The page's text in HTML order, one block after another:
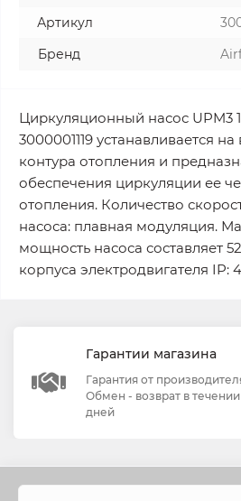
Артикул
Бренд
Циркуляционный насос UPM3
3000001119 устанавливается
контура отопления и
обеспечения циркуляции ее
отопления. Количество
насоса: плавная модуляция.
мощность насоса составляет
корпуса электродвигателя IP:
Гарантии магазина
Гарантия от
Обмен - возврат в течении
дней